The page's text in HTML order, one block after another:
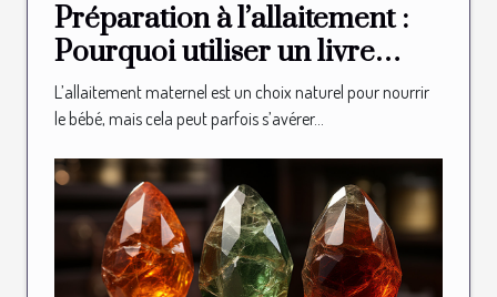
Préparation à l’allaitement :
Pourquoi utiliser un livre
illustré d’allaitement ?
L’allaitement maternel est un choix naturel pour nourrir
le bébé, mais cela peut parfois s’avérer...